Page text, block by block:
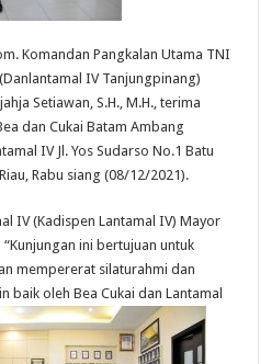
Komandan Pangkalan Utama TNI
IV Tanjungpinang)
Setiawan, S.H., M.H., terima
dan Cukai Batam Ambang
IV Jl. Yos Sudarso No.1 Batu
Rabu siang (08/12/2021).
IV (Kadispen Lantamal IV) Mayor
ini bertujuan untuk
mempererat silaturahmi dan
baik oleh Bea Cukai dan Lantamal